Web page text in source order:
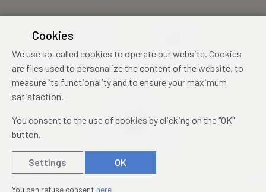
conference centre
konferenční centrum
© 2019 – 2026Academia
Cookies
We use so-called cookies to operate our website. Cookies
are files used to personalize the content of the website, to
measure its functionality and to ensure your maximum
satisfaction.
You consent to the use of cookies by clicking on the "OK"
button.
Settings OK
You can refuse consent here